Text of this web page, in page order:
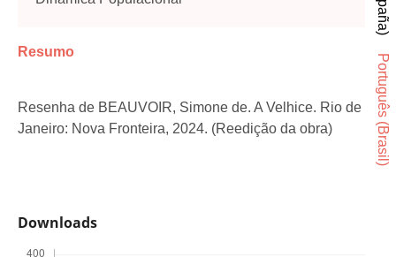
Resumo
Resenha de BEAUVOIR, Simone de. A Velhice. Rio de
Janeiro: Nova Fronteira, 2024. (Reedição da obra)
Downloads
Português (Brasil)